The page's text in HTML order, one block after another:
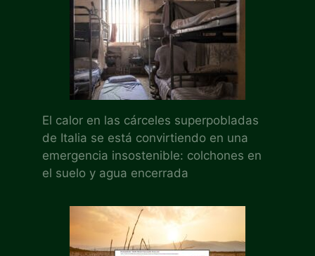
El calor en las cárceles superpobladas
de Italia se está convirtiendo en una
emergencia insostenible: colchones en
el suelo y agua encerrada